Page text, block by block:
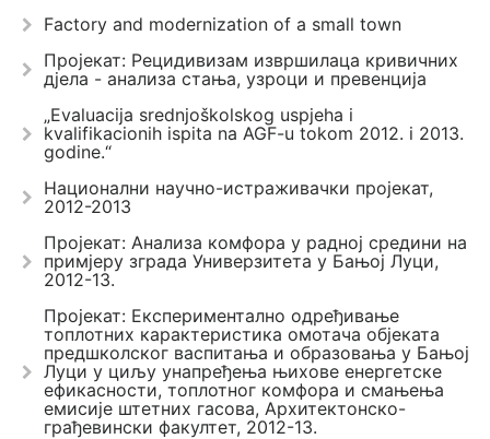
Factory and modernization of a small town
Пројекат: Рецидивизам извршилаца кривичних
дјела - анализа стања, узроци и превенција
„Evaluacija srednjoškolskog uspjeha i
kvalifikacionih ispita na AGF-u tokom 2012. i 2013.
godine.“
Национални научно-истраживачки пројекат,
2012-2013
Пројекат: Анализа комфора у радној средини на
примјеру зграда Универзитета у Бањој Луци,
2012-13.
Пројекат: Експериментално одређивање
топлотних карактеристика омотача објеката
предшколског васпитања и образовања у Бањој
Луци у циљу унапређења њихове енергетске
ефикасности, топлотног комфора и смањења
емисије штетних гасова, Архитектонско-
грађевински факултет, 2012-13.